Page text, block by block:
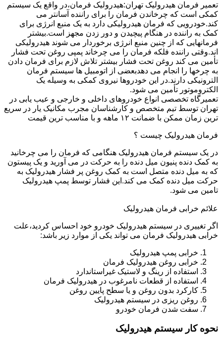
تعمیر فرمان هیدرولیک تهران:هیدرولیک فرمان،در واقع یک سیستم
کمکی است که چرخاندن فرمان را برای راننده آسانتر می
کند.خودرویی که فرمان هیدرولیکی دارد به یک منبع انرژی برای
کمک به راننده در هنگام پیچیدن و دور زدن مجهز است.بیشتر
فرمانهایی که از چنین منبع انرژی برخوردار می شوند هیدرولیکی
اند.وقتی راننده فلکه فرمان را می چرخاند پمپی روغن تحت فشار
تأمین می کند روغن تحت فشار بیشتر تلاش لازم برای فرمان دادن
به چرخها را انجام می دهدبعضی از اتومبیل ها سیستم فرمان
الترونیکی دارند.در این خودروها نیروی کمکی به وسیله یک
الکتروموتور تأمین می شود.
تعمیرگاه تخصصی انواع خودروهای داخلی و خارجی و عیب یابی در
تهران توسط تیم متخصص و کارشناسان مجرب مکانیک یار در سریع
ترین زمان ممکن با ضمانت ۱۲ ماهه و با مناسب ترین قیمت
فرمان هیدرولیک چیست ؟
در یک سیستم فرمان هیدرولیک هنگامی که فرمان را می چرخانید
به کمک دنده پنیون میل دنده را به حرکت در می آورید و یک پیستون
که به میل دنده متصل است به کمک روغن پر فشار هیدرولیک به
حرکت میل دنده کمک می کند.این فشار توسط پمپ هیدرولیک
تامین می شود.
علائم خرابی فرمان هیدرولیک
اگر تغییری در سیستم هیدرولیک خودرو خود احساس کردید،علت
خرابی هیدرولیک فرمان می تواند یکی از موارد زیر باشد:
خرابی پمپ هیدرولیک
خرابی روغن هیدرولیک فرمان
استفاده از رینگ و لاستیک غیراستاندارد
استفاده از قطعات نامرغوب در هیدرولیک فرمان
کارکرد بدون روغن و یا سطح پایین روغن
روغن ریزی در سیستم هیدرولیک
سفت شدن فرمان خودرو
نحوه کار سیستم هیدرولیک